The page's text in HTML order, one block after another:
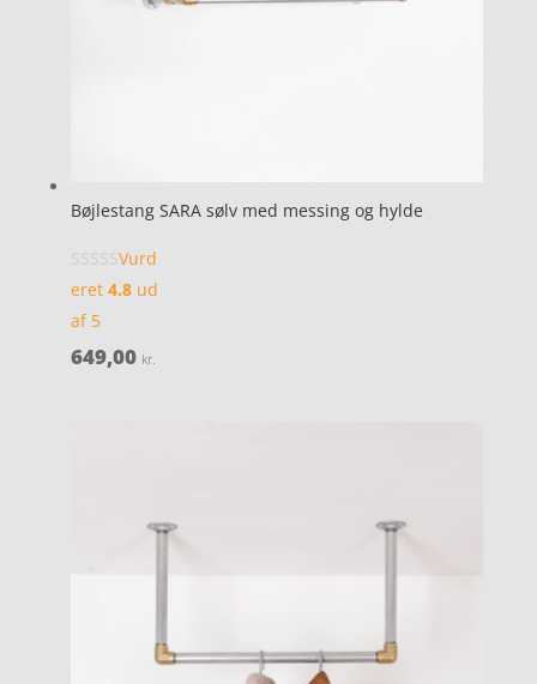
Bøjlestang SARA sølv med messing og hylde
Vurd
eret 4.8ud
af 5
649,00 kr.